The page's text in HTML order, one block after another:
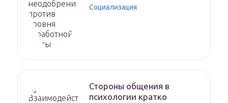
Социализация
Стороны общения в
психологии кратко